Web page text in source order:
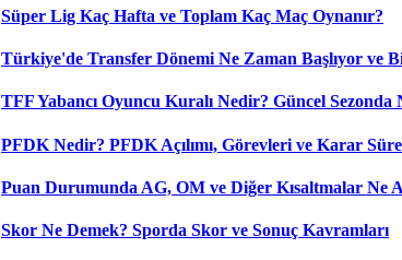
Süper Lig Kaç Hafta ve Toplam Kaç Maç Oynanır?
Türkiye'de Transfer Dönemi Ne Zaman Başlıyor ve
TFF Yabancı Oyuncu Kuralı Nedir? Güncel Sezonda
PFDK Nedir? PFDK Açılımı, Görevleri ve Karar
Puan Durumunda AG, OM ve Diğer Kısaltmalar Ne
Skor Ne Demek? Sporda Skor ve Sonuç Kavramları